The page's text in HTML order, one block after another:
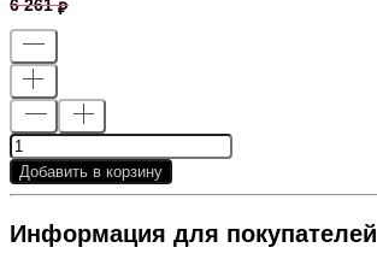
6 261
Добавить в корзину
Информация для покупателей